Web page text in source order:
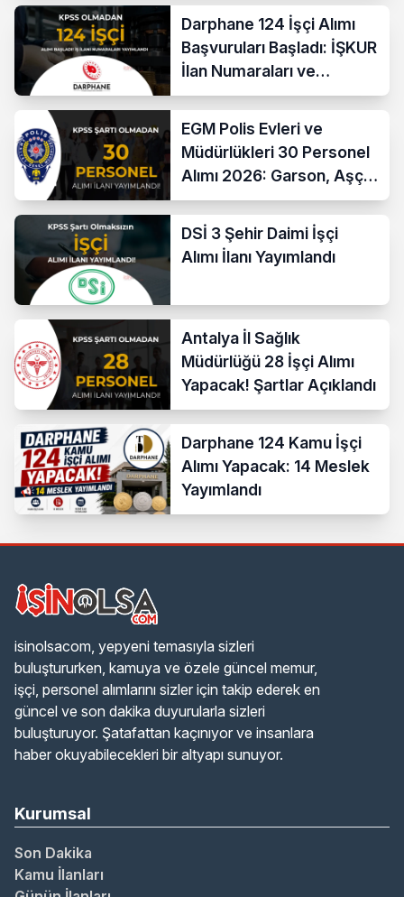
Darphane 124 İşçi Alımı
Başvuruları Başladı: İŞKUR
İlan Numaraları ve
Başvuru Ekranı
EGM Polis Evleri ve
Müdürlükleri 30 Personel
Alımı 2026: Garson, Aşçı,
Temizlik ve Teknik
Kadrolar
DSİ 3 Şehir Daimi İşçi
Alımı İlanı Yayımlandı
Antalya İl Sağlık
Müdürlüğü 28 İşçi Alımı
Yapacak! Şartlar Açıklandı
Darphane 124 Kamu İşçi
Alımı Yapacak: 14 Meslek
Yayımlandı
isinolsacom, yepyeni temasıyla sizleri
buluştururken, kamuya ve özele güncel memur,
işçi, personel alımlarını sizler için takip ederek en
güncel ve son dakika duyurularla sizleri
buluşturuyor. Şatafattan kaçınıyor ve insanlara
haber okuyabilecekleri bir altyapı sunuyor.
Kurumsal
Son Dakika
Kamu İlanları